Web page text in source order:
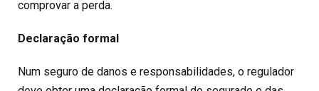
comprovar a perda.
Declaração formal
Num seguro de danos e responsabilidades, o regulador